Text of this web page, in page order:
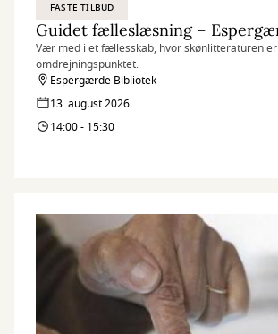
FASTE TILBUD
Vær med i et fællesskab, hvor skønlitteraturen er
omdrejningspunktet.
Espergærde Bibliotek
13. august 2026
14:00 - 15:30